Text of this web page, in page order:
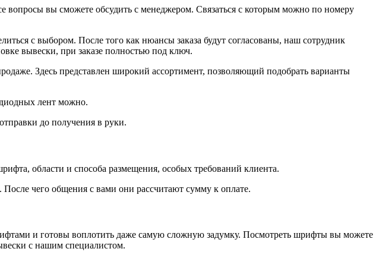
вопросы вы сможете обсудить с менеджером. Связаться с которым можно по номеру
с выбором. После того как нюансы заказа будут согласованы, наш сотрудник
вывески, при заказе полностью под ключ.
Здесь представлен широкий ассортимент, позволяющий подобрать варианты
лент можно.
до получения в руки.
области и способа размещения, особых требований клиента.
После чего общения с вами они рассчитают сумму к оплате.
и готовы воплотить даже самую сложную задумку. Посмотреть шрифты вы можете
с нашим специалистом.